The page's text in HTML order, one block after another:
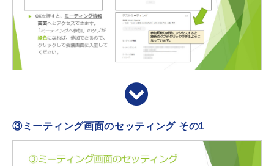
③ミーティング画面のセッティング その1